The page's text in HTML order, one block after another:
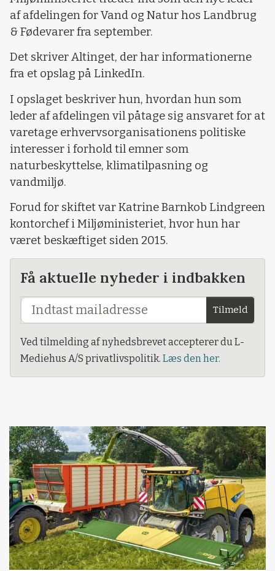
af afdelingen for Vand og Natur hos Landbrug
& Fødevarer fra september.
Det skriver Altinget, der har informationerne
fra et opslag på LinkedIn.
I opslaget beskriver hun, hvordan hun som
leder af afdelingen vil påtage sig ansvaret for at
varetage erhvervsorganisationens politiske
interesser i forhold til emner som
naturbeskyttelse, klimatilpasning og
vandmiljø.
Forud for skiftet var Katrine Barnkob Lindgreen
kontorchef i Miljøministeriet, hvor hun har
været beskæftiget siden 2015.
Få aktuelle nyheder i indbakken
Tilmeld
Ved tilmelding af nyhedsbrevet accepterer du L-
Mediehus A/S privatlivspolitik. Læs den her.